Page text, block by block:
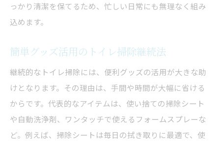
っかり清潔を保てるため、忙しい日常にも無理なく組み
込めます。
簡単グッズ活用のトイレ掃除継続法
継続的なトイレ掃除には、便利グッズの活用が大きな助
けとなります。その理由は、手間や時間が大幅に省ける
からです。代表的なアイテムは、使い捨ての掃除シート
や自動洗浄剤、ワンタッチで使えるフォームスプレーな
ど。例えば、掃除シートは毎日の拭き取りに最適で、使